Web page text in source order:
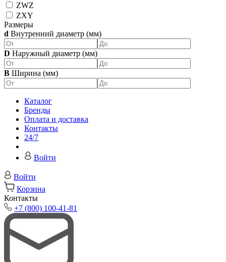
ZWZ
ZXY
Размеры
d Внутренний диаметр (мм)
D Наружный диаметр (мм)
B Ширина (мм)
Каталог
Бренды
Оплата и доставка
Контакты
24/7
Войти
Войти
Корзина
Контакты
+7 (800) 100-41-81